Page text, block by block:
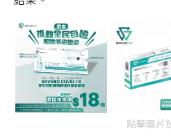
點擊圖片